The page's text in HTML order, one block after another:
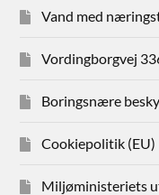
Vand med
Vordingborgvej
Boringsnære
Cookiepolitik (EU)
Miljøministeriets